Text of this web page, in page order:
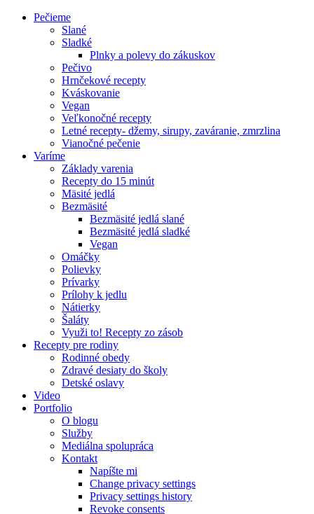
Pečieme
Slané
Sladké
Plnky a polevy do zákuskov
Pečivo
Hrnčekové recepty
Kváskovanie
Vegan
Veľkonočné recepty
Letné recepty- džemy, sirupy, zaváranie, zmrzlina
Vianočné pečenie
Varíme
Základy varenia
Recepty do 15 minút
Mäsité jedlá
Bezmäsité
Bezmäsité jedlá slané
Bezmäsité jedlá sladké
Vegan
Omáčky
Polievky
Prívarky
Prílohy k jedlu
Nátierky
Šaláty
Využi to! Recepty zo zásob
Recepty pre rodiny
Rodinné obedy
Zdravé desiaty do školy
Detské oslavy
Video
Portfolio
O blogu
Služby
Mediálna spolupráca
Kontakt
Napíšte mi
Change privacy settings
Privacy settings history
Revoke consents